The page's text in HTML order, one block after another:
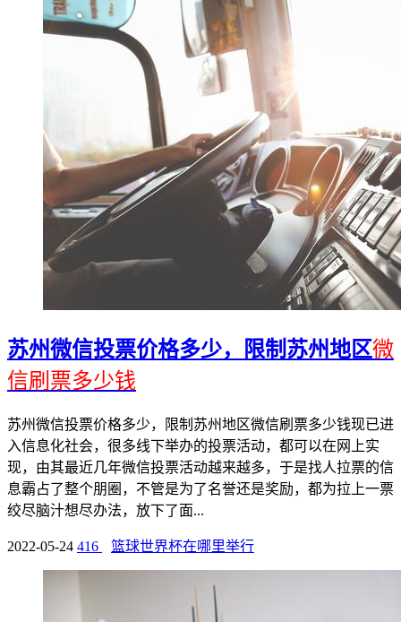
苏州微信投票价格多少，限制苏州地区微
信刷票多少钱
苏州微信投票价格多少，限制苏州地区微信刷票多少钱现已进
入信息化社会，很多线下举办的投票活动，都可以在网上实
现，由其最近几年微信投票活动越来越多，于是找人拉票的信
息霸占了整个朋圈，不管是为了名誉还是奖励，都为拉上一票
绞尽脑汁想尽办法，放下了面...
2022-05-24 416 篮球世界杯在哪里举行